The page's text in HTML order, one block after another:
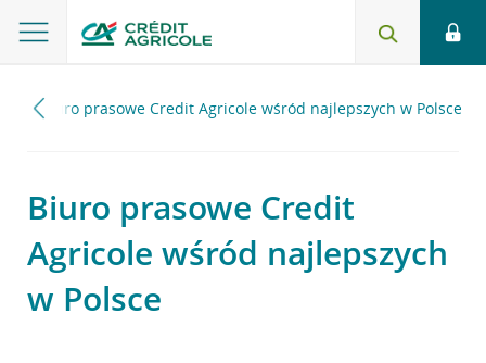
Biuro prasowe Credit Agricole wśród najlepszych w Polsce
Biuro prasowe Credit
Agricole wśród najlepszych
w Polsce